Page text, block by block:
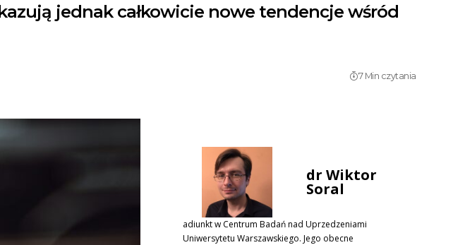
jednak całkowicie nowe tendencje wśród
7 Min czytania
dr Wiktor
Soral
adiunkt w Centrum Badań nad Uprzedzeniami
Uniwersytetu Warszawskiego. Jego obecne